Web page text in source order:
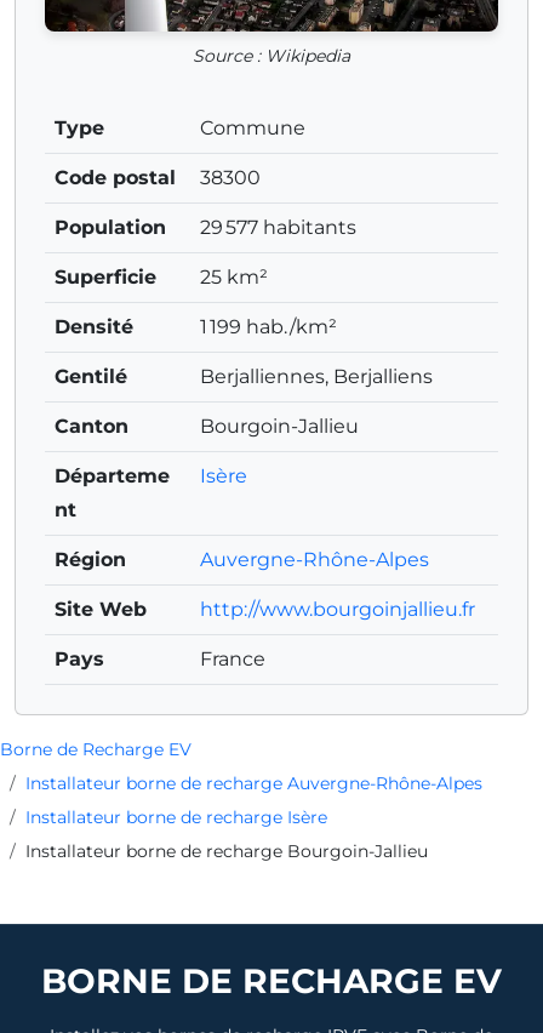
Borne de Recharge EV
Installateur borne de recharge Auvergne-Rhône-Alpes
Installateur borne de recharge Isère
Installateur borne de recharge Bourgoin-Jallieu
Source : Wikipedia
Type Commune
Code postal 38300
Population 29 577 habitants
Superficie 25 km²
Densité 1 199 hab./km²
Gentilé Berjalliennes, Berjalliens
Canton Bourgoin-Jallieu
Départeme
nt
Isère
Région Auvergne-Rhône-Alpes
Site Web http://www.bourgoinjallieu.fr
Pays France
BORNE DE RECHARGE EV